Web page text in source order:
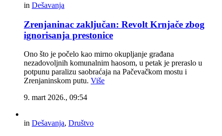
in Dešavanja
Zrenjaninac zaključan: Revolt Krnjače zbog
ignorisanja prestonice
Ono što je počelo kao mirno okupljanje građana
nezadovoljnih komunalnim haosom, u petak je preraslo u
potpunu paralizu saobraćaja na Pačevačkom mostu i
Zrenjaninskom putu. Više
9. mart 2026., 09:54
in Dešavanja, Društvo